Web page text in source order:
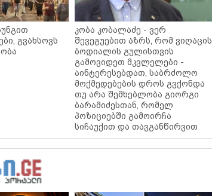
გვახსოვს
კობა კობალაძე - ვერ
შევეგუებით აზრს, რომ ვიღაცის
ბოდიალის გულისთვის
გამოვიდეთ მკვლელები -
აინტერესებდათ, საბრძოლო
მოქმედებების დროს გვქონდა
თუ არა შემხებლობა გიორგი
ბარამიძესთან, რომელ
პოზიციებში გამოირჩა
სიჩაუქით და თავგანწირვით